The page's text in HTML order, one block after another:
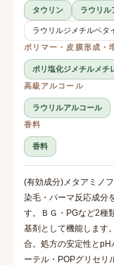
タウリン ラウリル
ラウリルジメチルベタ
ポリマー・皮膜形成・
ポリ塩化ジメチルメチ
高級アルコール
ラウリルアルコール
香料
香料
(有効成分)メタアミノ
染毛・パーマ反応成分
す。ＢＧ・PGなど2種
基剤として機能します
合。処方の安定性と
ーテル・POPグリセリ